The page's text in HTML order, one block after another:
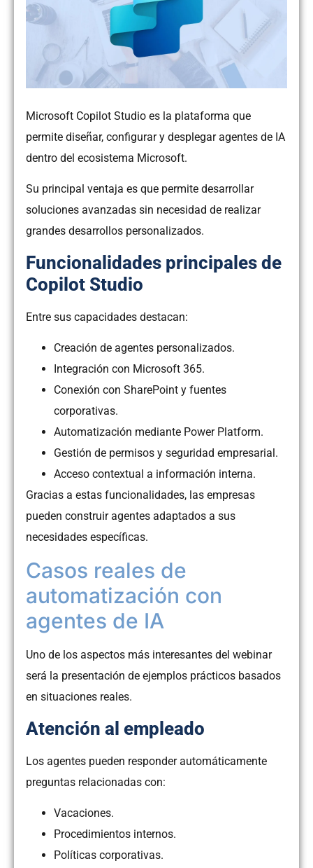
Microsoft Copilot Studio es la plataforma que
permite diseñar, configurar y desplegar agentes de IA
dentro del ecosistema Microsoft.
Su principal ventaja es que permite desarrollar
soluciones avanzadas sin necesidad de realizar
grandes desarrollos personalizados.
Funcionalidades principales de
Copilot Studio
Entre sus capacidades destacan:
Creación de agentes personalizados.
Integración con Microsoft 365.
Conexión con SharePoint y fuentes
corporativas.
Automatización mediante Power Platform.
Gestión de permisos y seguridad empresarial.
Acceso contextual a información interna.
Gracias a estas funcionalidades, las empresas
pueden construir agentes adaptados a sus
necesidades específicas.
Casos reales de
automatización con
agentes de IA
Uno de los aspectos más interesantes del webinar
será la presentación de ejemplos prácticos basados
en situaciones reales.
Atención al empleado
Los agentes pueden responder automáticamente
preguntas relacionadas con:
Vacaciones.
Procedimientos internos.
Políticas corporativas.